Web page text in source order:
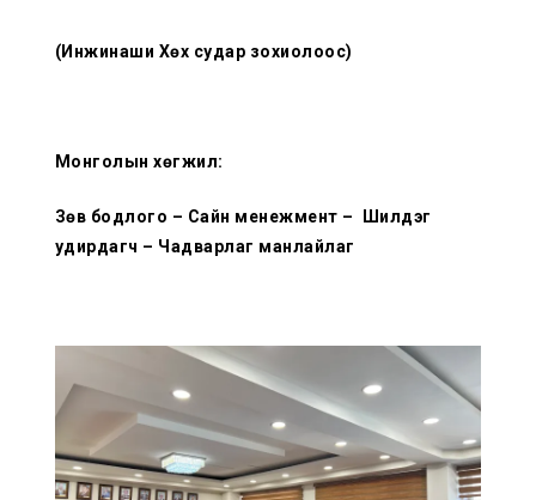
(Инжинаши Хөх судар зохиолоос)
Монголын хөгжил:
Зөв бодлого – Сайн менежмент – Шилдэг
удирдагч – Чадварлаг манлайлаг